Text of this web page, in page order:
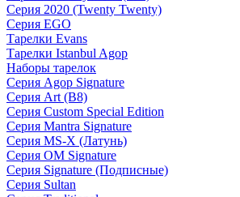
Серия 2020 (Twenty Twenty)
Серия EGO
Тарелки Evans
Тарелки Istanbul Agop
Наборы тарелок
Серия Agop Signature
Серия Art (B8)
Серия Custom Special Edition
Серия Mantra Signature
Серия MS-X (Латунь)
Серия OM Signature
Серия Signature (Подписные)
Серия Sultan